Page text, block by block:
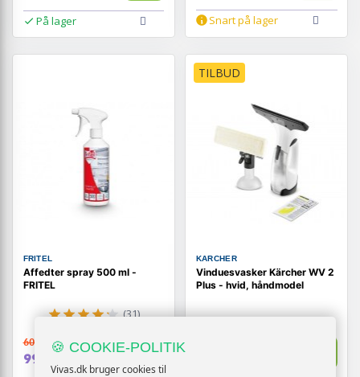
På lager Snart på lager
FRITEL
Affedter spray 500 ml -
FRITEL
(31)
609,-
99,- Vis
TILBUD
KARCHER
Vinduesvasker Kärcher WV 2
Plus - hvid, håndmodel
🍪 COOKIE-POLITIK
Vivas.dk bruger cookies til